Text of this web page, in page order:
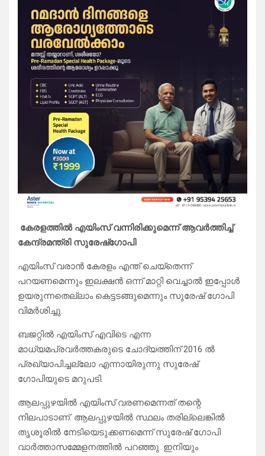
കേരളത്തിൽ എയിംസ് വന്നിരിക്കുമെന്ന് ആവർത്തിച്ച്
കേന്ദ്രമന്ത്രി സുരേഷ്ഗോപി
എയിംസ് വരാൻ കേരളം എന്ത് ചെയ്തെന്ന്
പറയണമെന്നും ഇലക്ഷൻ ഒന്ന് മാറ്റി വെച്ചാൽ ഇപ്പോൾ
ഉയരുന്നതെല്ലാം കെട്ടടങ്ങുമെന്നും സുരേഷ് ഗോപി
വിമർശിച്ചു.
ബജറ്റിൽ എയിംസ് എവിടെ എന്ന
മാധ്യമപ്രവർത്തകരുടെ ചോദ്യത്തിന് 2016 ൽ
പ്രഖ്യാപിച്ചല്ലോ എന്നായിരുന്നു സുരേഷ്
ഗോപിയുടെ മറുപടി.
ആലപ്പുഴയിൽ എയിംസ് വരണമെന്നത് തന്റെ
നിലപാടാണ്. ആലപ്പുഴയിൽ സ്ഥലം തരില്ലെങ്കിൽ
തൃശൂരിൽ നേടിയെടുക്കണമെന്ന് സുരേഷ് ഗോപി
വാർത്താസമ്മേളനത്തിൽ പറഞ്ഞു. ഇനിയും